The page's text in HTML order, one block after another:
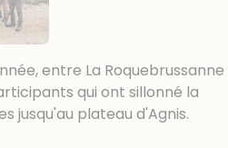
entre La Roquebrussanne
qui ont sillonné la
jusqu'au plateau d'Agnis.